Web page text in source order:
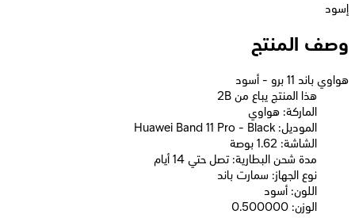
إسود
وصف المنتج
هواوي باند 11 برو - أسود
2B هذا المنتج يباع من
الماركة: هواوي
الموديل: Huawei Band 11 Pro - Black
الشاشة: 1.62 بوصة
مدة شحن البطارية: تصل حتي 14 أيام
نوع الجهاز: سمارت باند
اللون: أسود
الوزن: 0.500000